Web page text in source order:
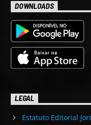
DOWNLOADS
LEGAL
Estatuto Editorial